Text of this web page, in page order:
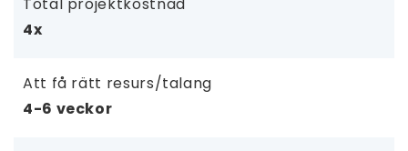
Total projektkostnad
4x
Att få rätt resurs/talang
4-6 veckor